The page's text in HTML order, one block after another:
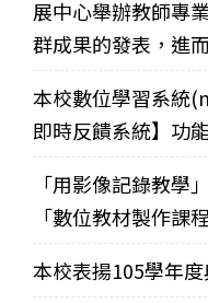
展中心舉辦教師專
群成果的發表，進
本校數位學習系統
即時反饋系統】功
「用影像記錄教學
「數位教材製作課
本校表揚105學年